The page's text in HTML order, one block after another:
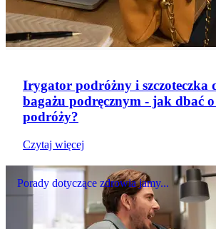
Irygator podróżny i szczoteczka
bagażu podręcznym - jak dbać
podróży?
Czytaj więcej
Porady dotyczące zdrowia jamy...